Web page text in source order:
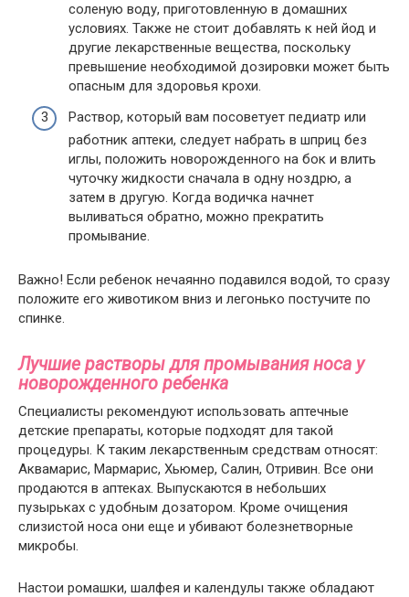
соленую воду, приготовленную в домашних
условиях. Также не стоит добавлять к ней йод и
другие лекарственные вещества, поскольку
превышение необходимой дозировки может быть
опасным для здоровья крохи.
Раствор, который вам посоветует педиатр или
работник аптеки, следует набрать в шприц без
иглы, положить новорожденного на бок и влить
чуточку жидкости сначала в одну ноздрю, а
затем в другую. Когда водичка начнет
выливаться обратно, можно прекратить
промывание.
Важно! Если ребенок нечаянно подавился водой, то сразу
положите его животиком вниз и легонько постучите по
спинке.
Лучшие растворы для промывания носа у
новорожденного ребенка
Специалисты рекомендуют использовать аптечные
детские препараты, которые подходят для такой
процедуры. К таким лекарственным средствам относят:
Аквамарис, Мармарис, Хьюмер, Салин, Отривин. Все они
продаются в аптеках. Выпускаются в небольших
пузырьках с удобным дозатором. Кроме очищения
слизистой носа они еще и убивают болезнетворные
микробы.
Настои ромашки, шалфея и календулы также обладают